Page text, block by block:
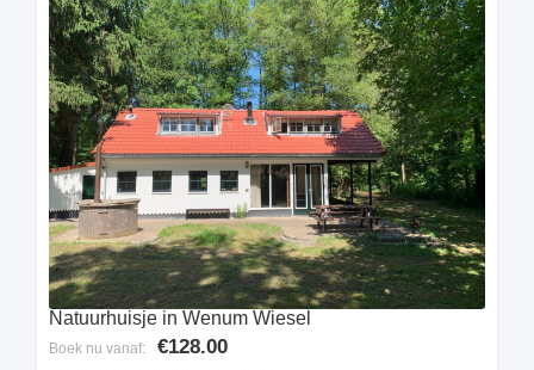
Natuurhuisje in Wenum Wiesel
Boek nu vanaf: €128.00